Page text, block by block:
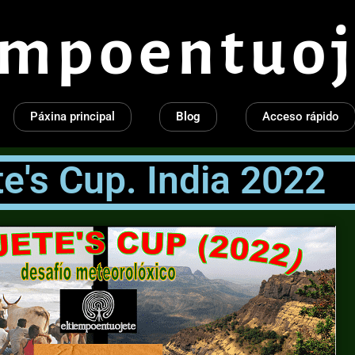
Páxina principal Blog Acceso rápido
Cup. India 2022